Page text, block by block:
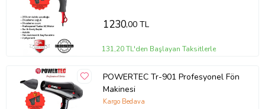
1230,00 TL
131,20 TL'den Başlayan Taksitlerle
POWERTEC Tr-901 Profesyonel Fön
Makinesi
Kargo Bedava